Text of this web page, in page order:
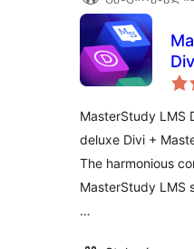
MasterStudy LMS
deluxe Divi +
The harmonious
MasterStudy LMS
…